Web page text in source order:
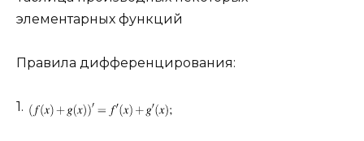
элементарных функций
Правила дифференцирования:
1.